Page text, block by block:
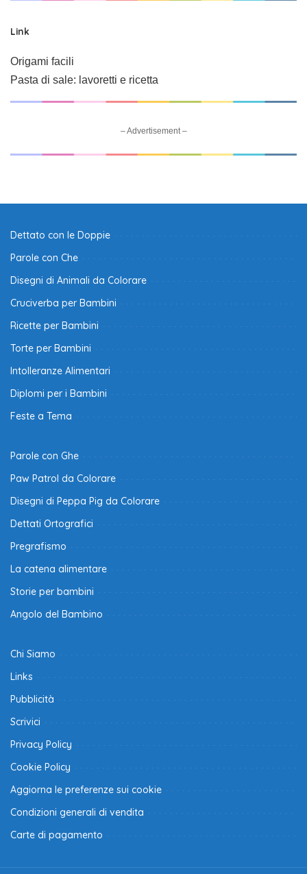
Link
Origami facili
Pasta di sale: lavoretti e ricetta
– Advertisement –
Dettato con le Doppie
Parole con Che
Disegni di Animali da Colorare
Cruciverba per Bambini
Ricette per Bambini
Torte per Bambini
Intolleranze Alimentari
Diplomi per i Bambini
Feste a Tema
Parole con Ghe
Paw Patrol da Colorare
Disegni di Peppa Pig da Colorare
Dettati Ortografici
Pregrafismo
La catena alimentare
Storie per bambini
Angolo del Bambino
Chi Siamo
Links
Pubblicità
Scrivici
Privacy Policy
Cookie Policy
Aggiorna le preferenze sui cookie
Condizioni generali di vendita
Carte di pagamento